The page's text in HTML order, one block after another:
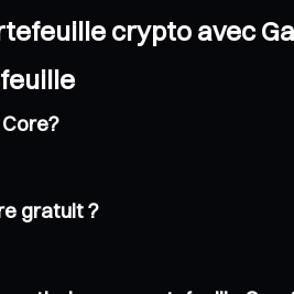
crypto avec
gratuit ?